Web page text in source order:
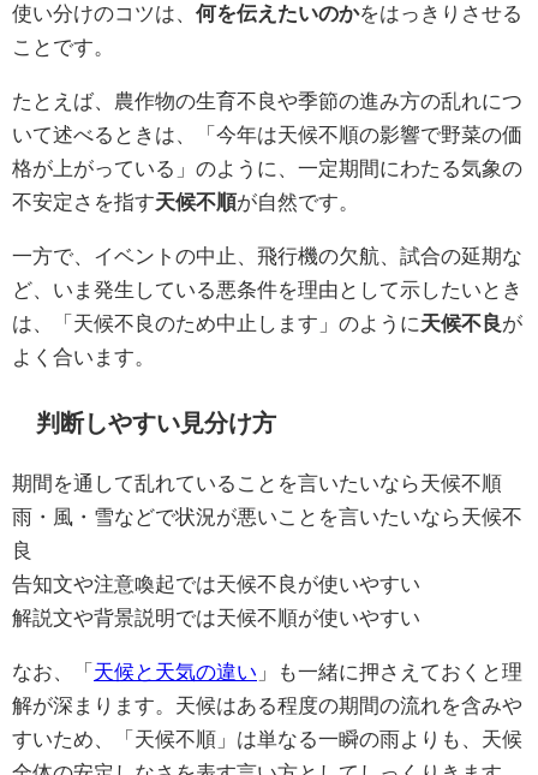
使い分けのコツは、 何を伝えたいのかをはっきりさせる
ことです。
たとえば、農作物の生育不良や季節の進み方の乱れにつ
いて述べるときは、「今年は天候不順の影響で野菜の価
格が上がっている」のように、一定期間にわたる気象の
不安定さを指す天候不順が自然です。
一方で、イベントの中止、飛行機の欠航、試合の延期な
ど、いま発生している悪条件を理由として示したいとき
は、「天候不良のため中止します」のように天候不良が
よく合います。
判断しやすい見分け方
期間を通して乱れていることを言いたいなら天候不順
雨・風・雪などで状況が悪いことを言いたいなら天候不
良
告知文や注意喚起では天候不良が使いやすい
解説文や背景説明では天候不順が使いやすい
なお、「 天候と天気の違い 」も一緒に押さえておくと理
解が深まります。天候はある程度の期間の流れを含みや
すいため、「天候不順」は単なる一瞬の雨よりも、天候